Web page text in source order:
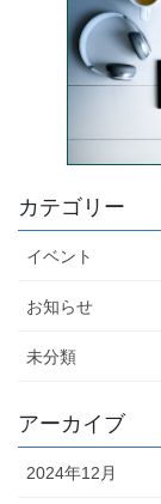
カテゴリー
イベント
お知らせ
未分類
アーカイブ
2024年12月